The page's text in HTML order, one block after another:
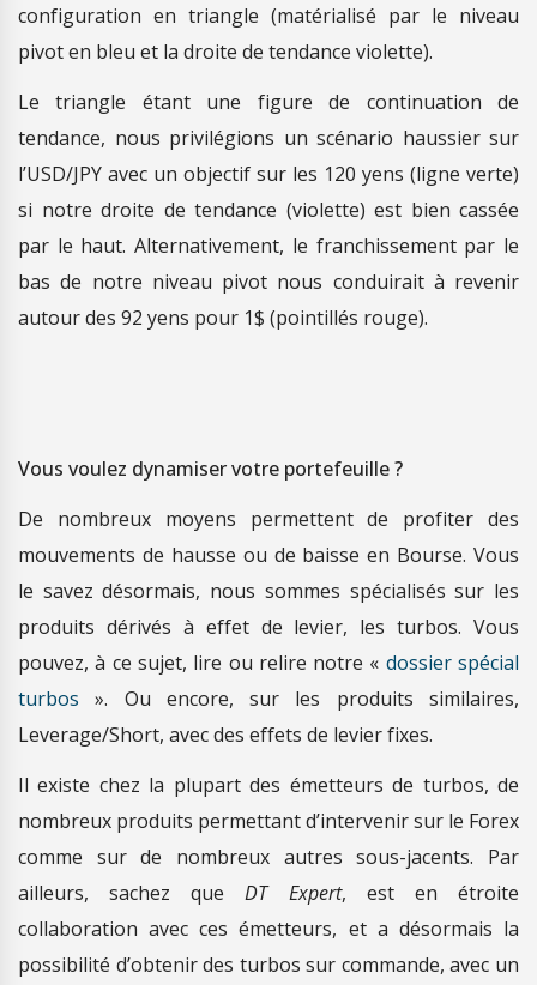
configuration en triangle (matérialisé par le niveau
pivot en bleu et la droite de tendance violette).
Le triangle étant une figure de continuation de
tendance, nous privilégions un scénario haussier sur
l’USD/JPY avec un objectif sur les 120 yens (ligne verte)
si notre droite de tendance (violette) est bien cassée
par le haut. Alternativement, le franchissement par le
bas de notre niveau pivot nous conduirait à revenir
autour des 92 yens pour 1$ (pointillés rouge).
Vous voulez dynamiser votre portefeuille ?
De nombreux moyens permettent de profiter des
mouvements de hausse ou de baisse en Bourse. Vous
le savez désormais, nous sommes spécialisés sur les
produits dérivés à effet de levier, les turbos. Vous
pouvez, à ce sujet, lire ou relire notre « dossier spécial
turbos ». Ou encore, sur les produits similaires,
Leverage/Short, avec des effets de levier fixes.
Il existe chez la plupart des émetteurs de turbos, de
nombreux produits permettant d’intervenir sur le Forex
comme sur de nombreux autres sous-jacents. Par
ailleurs, sachez queDT Expert, est en étroite
collaboration avec ces émetteurs, et a désormais la
possibilité d’obtenir des turbos sur commande, avec un